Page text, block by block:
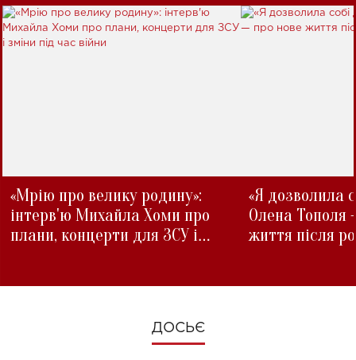
«Мрію про велику родину»:
інтерв'ю Михайла Хоми про
плани, концерти для ЗСУ і
«Я дозволила
Олена Тополя
життя після
ДОСЬЄ